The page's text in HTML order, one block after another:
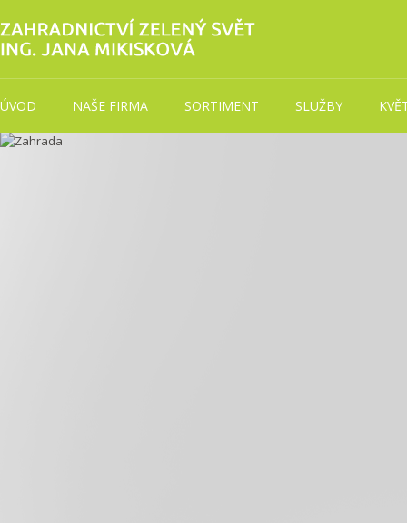
ÚVOD NAŠE FIRMA SORTIMENT SLUŽBY